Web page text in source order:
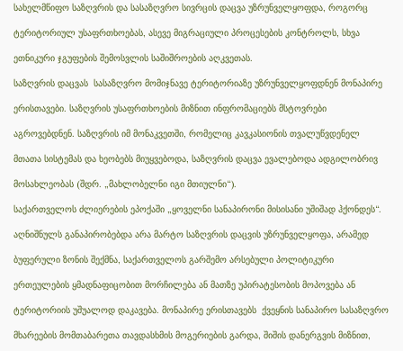
სახელმწიფო საზღვრის და სასაზღვრო სივრცის დაცვა უზრუნველყოფდა, როგორც
ტერიტორიულ უსაფრთხოებას, ასევე მიგრაციული პროცესების კონტროლს, სხვა
ეთნიკური ჯგუფების შემოსვლის საშიშროების აღკვეთას.
საზღვრის დაცვას სასაზღვრო მომიჯნავე ტერიტორიაზე უზრუნველყოფდნენ მონაპირე
ერისთავები. საზღვრის უსაფრთხოების მიზნით ინფრომაციებს მსტოვრები
აგროვებდნენ. საზღვრის იმ მონაკვეთში, რომელიც კავკასიონის თვალუწვდენელ
მთათა სისტემას და ხეობებს მიუყვებოდა, საზღვრის დაცვა ევალებოდა ადგილობრივ
მოსახლეობას (შდრ. „მახლობელნი იგი მთიულნი“).
საქართველოს ძლიერების ეპოქაში „ყოველნი სანაპირონი მისისანი უშიშად ჰქონდეს“.
აღნიშნულს განაპირობებდა არა მარტო საზღვრის დაცვის უზრუნველყოფა, არამედ
ბუფერული ზონის შექმნა, საქართველოს გარშემო არსებული პოლიტიკური
ერთეულების ყმადნაფიცობით მორჩილება ან მათზე უპირატესობის მოპოვება ან
ტერიტორიის უშუალოდ დაკავება. მონაპირე ერისთავებს ქვეყნის სანაპირო სასაზღვრო
მხარეების მომთაბარეთა თავდასხმის მოგერიების გარდა, შიშის დანერგვის მიზნით,